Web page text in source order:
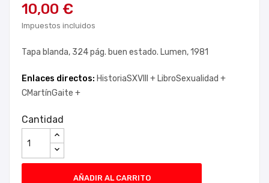
10,00 €
Impuestos incluidos
Tapa blanda, 324 pág. buen estado. Lumen, 1981
Enlaces directos: HistoriaSXVIII + LibroSexualidad +
CMartínGaite +
Cantidad
AÑADIR AL CARRITO